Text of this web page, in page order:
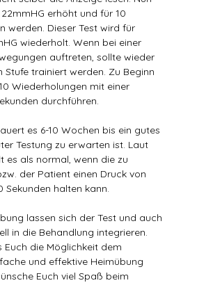
erhöht und für 10
werden. Dieser Test wird für
wiederholt. Wenn bei einer
auftreten, sollte wieder
Stufe trainiert werden. Zu Beginn
Wiederholungen mit einer
durchführen.
es 6-10 Wochen bis ein gutes
Testung zu erwarten ist. Laut
es als normal, wenn die zu
der Patient einen Druck von
Sekunden halten kann.
lassen sich der Test und auch
in die Behandlung integrieren.
Euch die Möglichkeit dem
und effektive Heimübung
Euch viel Spaß beim